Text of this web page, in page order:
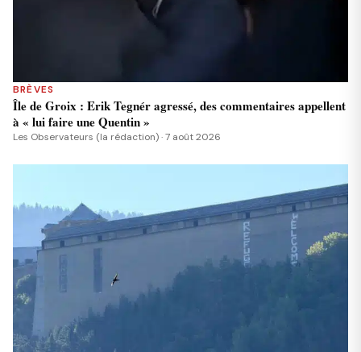
BRÈVES
Île de Groix : Erik Tegnér agressé, des commentaires appellent
à « lui faire une Quentin »
Les Observateurs (la rédaction) · 7 août 2026